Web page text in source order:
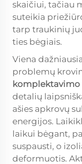
skaičiui, tačiau
suteikia
tarp traukinių
ties bėgiais.
Viena
problemų
komplektavimo
detalių
ašies apkrovų
energijos.
laikui bėgant,
suspausti, o
deformuotis.